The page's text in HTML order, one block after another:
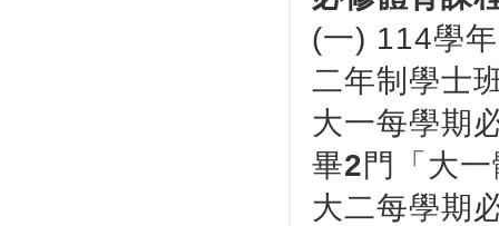
(一) 114學
二年制學士
大一每學期
畢2門「大
大二每學期